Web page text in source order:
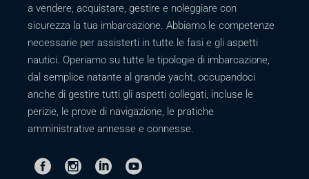
a vendere, acquistare, gestire e noleggiare con
sicurezza la tua imbarcazione. Abbiamo le competenze
necessarie per assisterti in tutte le fasi e gli aspetti
nautici. Operiamo su tutte le tipologie di imbarcazione,
dal semplice natante al grande yacht, occupandoci
anche di gestire tutti gli aspetti collegati, incluse le
perizie, le prove di navigazione, le pratiche
amministrative annesse e connesse.